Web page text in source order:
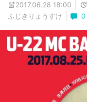
2017.06.28 18:00
ふじきりょうすけ
0